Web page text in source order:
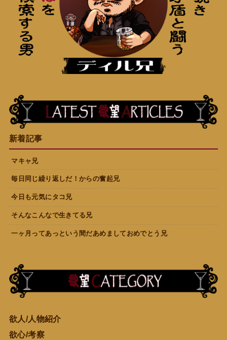
新着記事
マキャ兄
毎日同じ繰り返しだ！からの奮起兄
今日も元気にタコ兄
そんなこんなで生きてる兄
一ヶ月ってあっという間だあめましておめでとう兄
欲人/人物紹介
欲心/考察